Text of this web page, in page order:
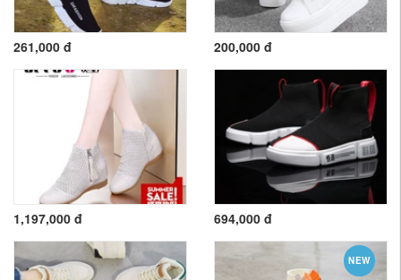
261,000 đ 200,000 đ
1,197,000 đ 694,000 đ
NEW